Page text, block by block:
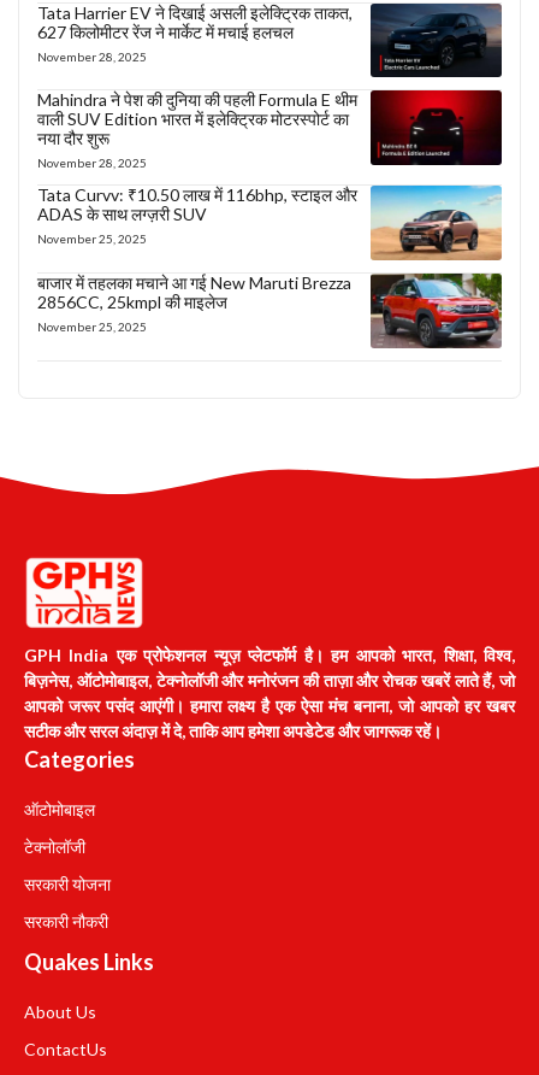
Tata Harrier EV ने दिखाई असली इलेक्ट्रिक ताकत,
627 किलोमीटर रेंज ने मार्केट में मचाई हलचल
November 28, 2025
Mahindra ने पेश की दुनिया की पहली Formula E थीम
वाली SUV Edition भारत में इलेक्ट्रिक मोटरस्पोर्ट का
नया दौर शुरू
November 28, 2025
Tata Curvv: ₹10.50 लाख में 116bhp, स्टाइल और
ADAS के साथ लग्ज़री SUV
November 25, 2025
बाजार में तहलका मचाने आ गई New Maruti Brezza
2856CC, 25kmpl की माइलेज
November 25, 2025
GPH India एक प्रोफेशनल न्यूज़ प्लेटफॉर्म है। हम आपको भारत, शिक्षा, विश्व,
बिज़नेस, ऑटोमोबाइल, टेक्नोलॉजी और मनोरंजन की ताज़ा और रोचक खबरें लाते हैं, जो
आपको जरूर पसंद आएंगी। हमारा लक्ष्य है एक ऐसा मंच बनाना, जो आपको हर खबर
सटीक और सरल अंदाज़ में दे, ताकि आप हमेशा अपडेटेड और जागरूक रहें।
Categories
ऑटोमोबाइल
टेक्नोलॉजी
सरकारी योजना
सरकारी नौकरी
Quakes Links
About Us
ContactUs